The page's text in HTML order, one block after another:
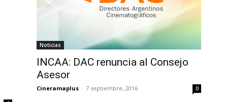
Noticias
INCAA: DAC renuncia al Consejo
Asesor
Cineramaplus - 7 septiembre, 2016 0